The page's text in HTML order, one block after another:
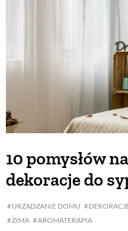
10 pomysłów
dekoracje do
URZĄDZANIE DOMU
ZIMA
AROMATERAPIA